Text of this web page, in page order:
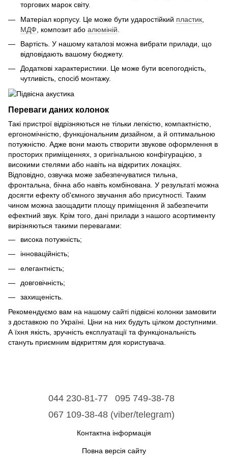
торгових марок світу.
Матеріал корпусу. Це може бути ударостійкий пластик
МДФ , композит або алюміній
Вартість. У нашому каталозі можна вибрати прилади, що
відповідають вашому бюджету.
Додаткові характеристики. Це може бути всепогодність,
чутливість, спосіб монтажу.
Переваги даних колонок
Такі пристрої відрізняються не тільки легкістю, компактністю,
ергономічністю, функціональним дизайном, а й оптимальною
потужністю. Адже вони мають створити звукове оформлення в
просторих приміщеннях, з оригінальною конфігурацією, з
високими стелями або навіть на відкритих локаціях.
Відповідно, озвучка може забезпечуватися тильна,
фронтальна, бічна або навіть комбінована. У результаті можна
досягти ефекту об'ємного звучання або присутності. Таким
чином можна заощадити площу приміщення й забезпечити
ефектний звук. Крім того, дані прилади з нашого асортименту
вирізняються такими перевагами:
висока потужність;
інноваційність;
елегантність;
довговічність;
захищеність.
Рекомендуємо вам на нашому сайті підвісні колонки замовити
з доставкою по Україні. Ціни на них будуть цілком доступними.
А їхня якість, зручність експлуатації та функціональність
стануть приємним відкриттям для користувача.
044 230-81-77
095 749-38-78
067 109-38-48 (viber/telegram)
Контактна інформація
Повна версія сайту